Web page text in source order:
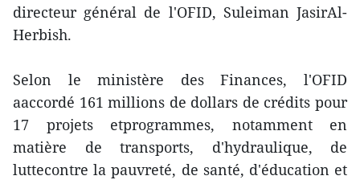
directeur général de l'OFID, Suleiman JasirAl-
Herbish.
Selon le ministère des Finances, l'OFID
aaccordé 161 millions de dollars de crédits pour
17 projets etprogrammes, notamment en
matière de transports, d'hydraulique, de
luttecontre la pauvreté, de santé, d'éducation et